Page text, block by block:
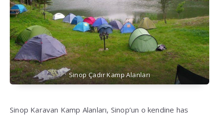
Sinop Çadır Kamp Alanları
Sinop Karavan Kamp Alanları, Sinop’un o kendine has